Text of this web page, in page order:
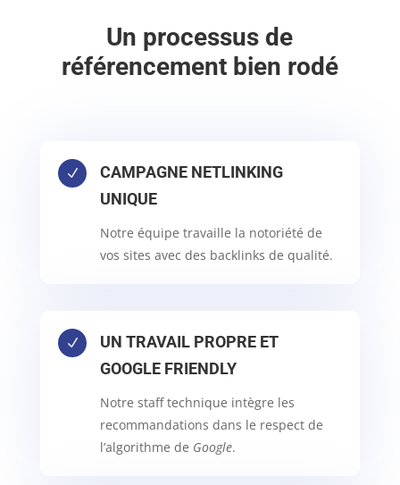
Un processus de
référencement bien rodé
N
CAMPAGNE NETLINKING
UNIQUE
Notre équipe travaille la notoriété de
vos sites avec des backlinks de qualité.
N
UN TRAVAIL PROPRE ET
GOOGLE FRIENDLY
Notre staff technique intègre les
recommandations dans le respect de
l’algorithme de Google.